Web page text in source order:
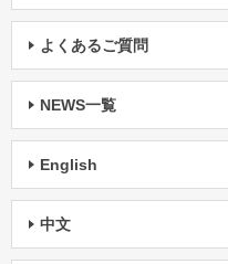
よくあるご質問
NEWS一覧
English
中文